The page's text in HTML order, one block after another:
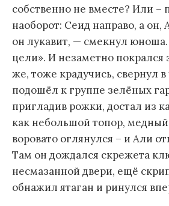
собственно не вместе? Или –
наоборот: Сеид направо, а он,
он лукавит, — смекнул юноша.
цели». И незаметно покрался
же, тоже крадучись, свернул
подошёл к группе зелёных
пригладив рожки, достал из
как небольшой топор,
воровато оглянулся – и Али
Там он дождался скрежета
несмазанной двери, ещё
обнажил ятаган и ринулся